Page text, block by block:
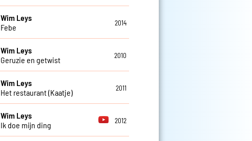
Wim Leys
Febe
2014
Wim Leys
Geruzie en getwist
2010
Wim Leys
Het restaurant (Kaatje)
2011
Wim Leys
Ik doe mijn ding
2012